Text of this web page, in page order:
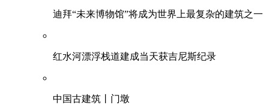
迪拜“未来博物馆”将成为世界上最复杂的建筑之一
红水河漂浮栈道建成当天获吉尼斯纪录
中国古建筑丨门墩